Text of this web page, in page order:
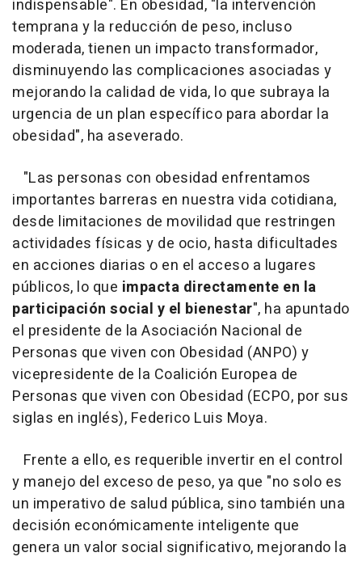
indispensable". En obesidad, "la intervención
temprana y la reducción de peso, incluso
moderada, tienen un impacto transformador,
disminuyendo las complicaciones asociadas y
mejorando la calidad de vida, lo que subraya la
urgencia de un plan específico para abordar la
obesidad", ha aseverado.
"Las personas con obesidad enfrentamos
importantes barreras en nuestra vida cotidiana,
desde limitaciones de movilidad que restringen
actividades físicas y de ocio, hasta dificultades
en acciones diarias o en el acceso a lugares
públicos, lo que impacta directamente en la
participación social y el bienestar", ha apuntado
el presidente de la Asociación Nacional de
Personas que viven con Obesidad (ANPO) y
vicepresidente de la Coalición Europea de
Personas que viven con Obesidad (ECPO, por sus
siglas en inglés), Federico Luis Moya.
Frente a ello, es requerible invertir en el control
y manejo del exceso de peso, ya que "no solo es
un imperativo de salud pública, sino también una
decisión económicamente inteligente que
genera un valor social significativo, mejorando la